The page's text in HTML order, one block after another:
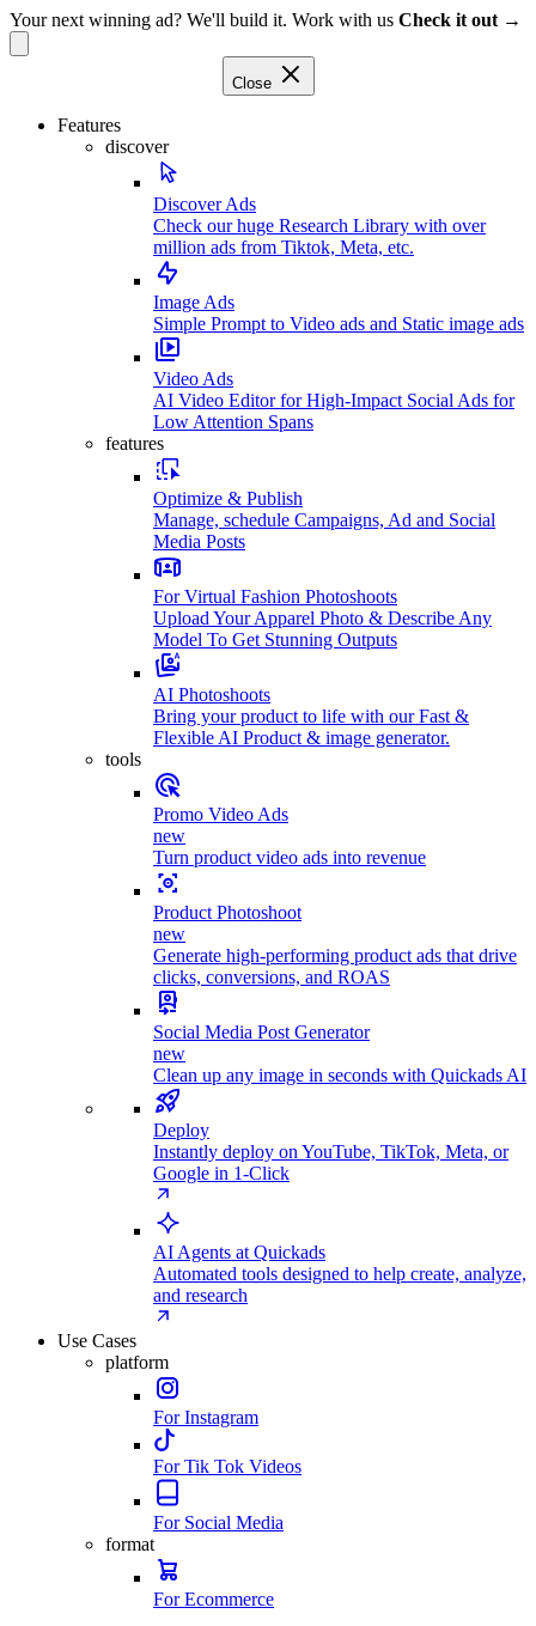
Your next winning ad? We'll build it. Work with us Check it out →
Close
Features
discover
Discover Ads
Check our huge Research Library with over
million ads from Tiktok, Meta, etc.
Image Ads
Simple Prompt to Video ads and Static image ads
Video Ads
AI Video Editor for High-Impact Social Ads for
Low Attention Spans
features
Optimize & Publish
Manage, schedule Campaigns, Ad and Social
Media Posts
For Virtual Fashion Photoshoots
Upload Your Apparel Photo & Describe Any
Model To Get Stunning Outputs
AI Photoshoots
Bring your product to life with our Fast &
Flexible AI Product & image generator.
tools
Promo Video Ads
new
Turn product video ads into revenue
Product Photoshoot
new
Generate high-performing product ads that drive
clicks, conversions, and ROAS
Social Media Post Generator
new
Clean up any image in seconds with Quickads AI
Deploy
Instantly deploy on YouTube, TikTok, Meta, or
Google in 1-Click
AI Agents at Quickads
Automated tools designed to help create, analyze,
and research
Use Cases
platform
For Instagram
For Tik Tok Videos
For Social Media
format
For Ecommerce